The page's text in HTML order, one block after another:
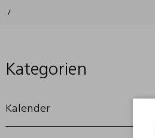
/
Kategorien
Kalender